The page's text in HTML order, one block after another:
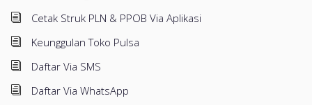
Cetak Struk PLN & PPOB Via Aplikasi
Keunggulan Toko Pulsa
Daftar Via SMS
Daftar Via WhatsApp